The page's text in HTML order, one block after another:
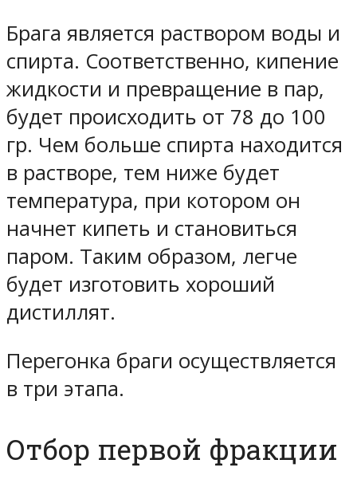
Брага является раствором воды и
спирта. Соответственно, кипение
жидкости и превращение в пар,
будет происходить от 78 до 100
гр. Чем больше спирта находится
в растворе, тем ниже будет
температура, при котором он
начнет кипеть и становиться
паром. Таким образом, легче
будет изготовить хороший
дистиллят.
Перегонка браги осуществляется
в три этапа.
Отбор первой фракции